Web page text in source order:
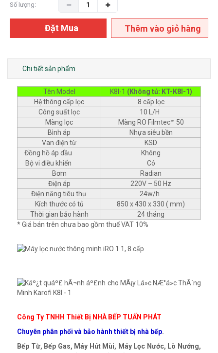
Số lượng:
Đặt Mua Thêm vào giỏ hàng
Chi tiết sản phẩm
Tên Model K8I-1 (Không tủ: KT-K8I-1)
Hệ thông cấp lọc
8 cấp lọc
Công suất lọc
10 L/H
Màng lọc
Màng RO Filmtec™ 50
Bình áp
Nhựa siêu bền
Van điện từ
KSD
Đồng hồ áp dầu
Không
Bộ vi điều khiển
Có
Bơm
Radian
Điện áp
220V – 50 Hz
Điện năng tiêu thụ
24w/h
Kích thước có tủ
850 x 430 x 330 ( mm)
Thời gian bảo hành
24 tháng
* Giá bán trên chưa bao gồm thuế VAT 10%
Công Ty TNHH Thiết Bị NHÀ BẾP TUẤN PHÁT
Chuyên phân phối và bảo hành thiết bị nhà bếp.
Bếp Từ, Bếp Gas, Máy Hút Mùi, Máy Lọc Nước, Lò Nướng,